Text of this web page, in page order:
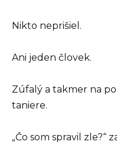
Nikto neprišiel.
Ani jeden človek.
Zúfalý a takmer na
taniere.
„Čo som spravil zle?“